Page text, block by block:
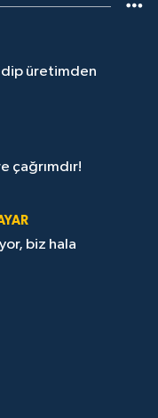
üretimden
çağrımdır!
biz hala